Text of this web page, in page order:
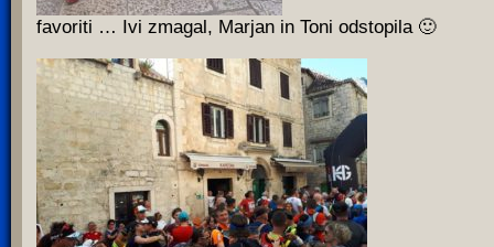
favoriti … Ivi zmagal, Marjan in Toni odstopila 🙂